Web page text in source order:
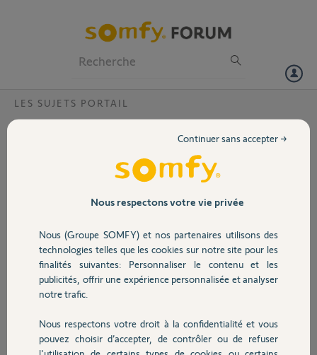
Volet
Sécurité
Domotique
Chauffage
LES SUJETS PORTAIL
je voudrai savoir si la crémaillère haute sur une motorisation
slidymoove 300 est identique pour elixo 500 et si ce n'ai pas le cas la
ANGE M.
il y a plus de 4 ans
Participer au fil de discussion
Nous respectons votre vie privée
Nous (Groupe SOMFY) et nos partenaires utilisons des
technologies telles que les cookies sur notre site pour les
finalités suivantes: Personnaliser le contenu et les
publicités, offrir une expérience personnalisée et analyser
notre trafic.
Nous respectons votre droit à la confidentialité et vous
pouvez choisir d’accepter, de contrôler ou de refuser
Continuer sans accepter →